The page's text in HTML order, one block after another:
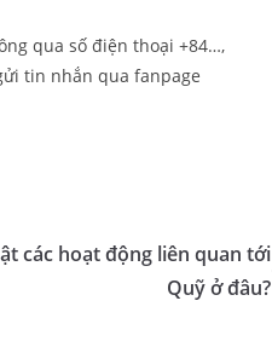
qua số điện thoại +84…,
tin nhắn qua fanpage
các hoạt động liên quan tới
Quỹ ở đâu?